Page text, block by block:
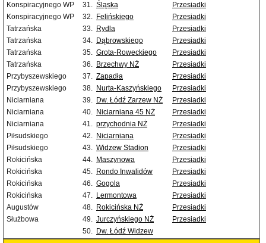
Konspiracyjnego WP
31. Śląska
Przesiadki
Konspiracyjnego WP
32. Felińskiego
Przesiadki
Tatrzańska
33. Rydla
Przesiadki
Tatrzańska
34. Dąbrowskiego
Przesiadki
Tatrzańska
35. Grota-Roweckiego
Przesiadki
Tatrzańska
36. Brzechwy NŻ
Przesiadki
Przybyszewskiego
37. Zapadła
Przesiadki
Przybyszewskiego
38. Nurta-Kaszyńskiego
Przesiadki
Niciarniana
39. Dw. Łódź Zarzew NŻ
Przesiadki
Niciarniana
40. Niciarniana 45 NŻ
Przesiadki
Niciarniana
41. przychodnia NŻ
Przesiadki
Piłsudskiego
42. Niciarniana
Przesiadki
Piłsudskiego
43. Widzew Stadion
Przesiadki
Rokicińska
44. Maszynowa
Przesiadki
Rokicińska
45. Rondo Inwalidów
Przesiadki
Rokicińska
46. Gogola
Przesiadki
Rokicińska
47. Lermontowa
Przesiadki
Augustów
48. Rokicińska NŻ
Przesiadki
Służbowa
49. Jurczyńskiego NŻ
Przesiadki
50. Dw. Łódź Widzew